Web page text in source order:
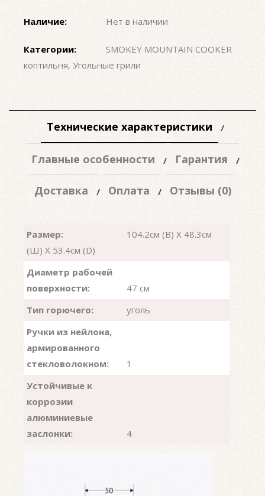
Наличие: Нет в наличии
Категории:
SMOKEY MOUNTAIN COOKER
коптильня,Угольные грили
Технические характеристики
Главные особенности Гарантия
Доставка Оплата Отзывы (0)
Размер:
104.2см (В) X 48.3см
(Ш) X 53.4см (D)
Диаметр рабочей
поверхности:
47 см
Тип горючего:
уголь
Ручки из нейлона,
армированного
стекловолокном:
1
Устойчивые к
коррозии
алюминиевые
заслонки:
4